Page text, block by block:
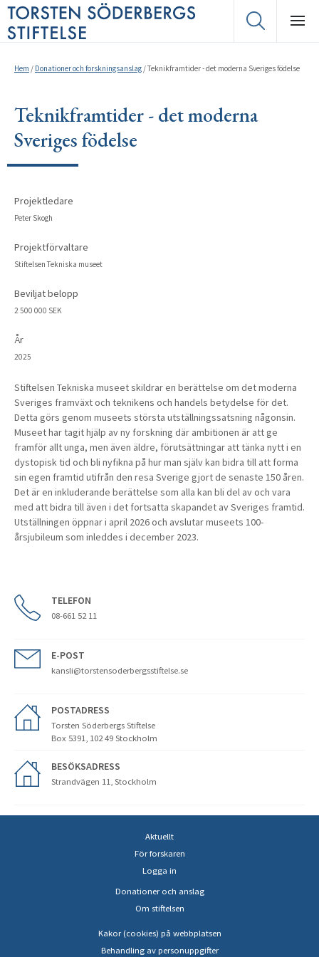
Hem / Donationer och forskningsanslag /Teknikframtider - det moderna Sveriges födelse
Teknikframtider - det moderna
Sveriges födelse
Projektledare
Peter Skogh
Projektförvaltare
Stiftelsen Tekniska museet
Beviljat belopp
2 500 000 SEK
År
2025
Stiftelsen Tekniska museet skildrar en berättelse om det moderna
Sveriges framväxt och teknikens och handels betydelse för det.
Detta görs genom museets största utställningssatsning någonsin.
Museet har tagit hjälp av ny forskning där ambitionen är att ge
framför allt unga, men även äldre, förutsättningar att tänka nytt i en
dystopisk tid och bli nyfikna på hur man själv kan bidra till att forma
sin egen framtid utifrån den resa Sverige gjort de senaste 150 åren.
Det är en inkluderande berättelse som alla kan bli del av och vara
med att bidra till även i det fortsatta skapandet av Sveriges framtid.
Utställningen öppnar i april 2026 och avslutar museets 100-
årsjubileum som inleddes i december 2023.
TELEFON
08-661 52 11
E-POST
kansli@torstensoderbergsstiftelse.se
POSTADRESS
Torsten Söderbergs Stiftelse
Box 5391, 102 49 Stockholm
BESÖKSADRESS
Strandvägen 11, Stockholm
Aktuellt
För forskaren
Logga in
Donationer och anslag
Om stiftelsen
Kakor (cookies) på webbplatsen
Behandling av personuppgifter